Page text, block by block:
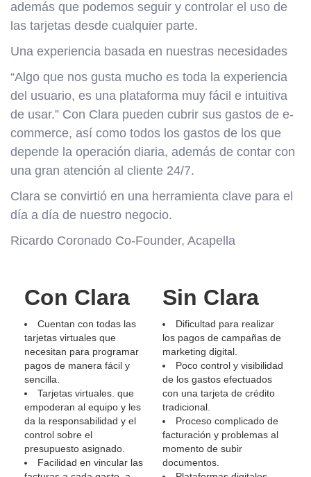
además que podemos seguir y controlar el uso de
las tarjetas desde cualquier parte.
Una experiencia basada en nuestras necesidades
“Algo que nos gusta mucho es toda la experiencia
del usuario, es una plataforma muy fácil e intuitiva
de usar.” Con Clara pueden cubrir sus gastos de e-
commerce, así como todos los gastos de los que
depende la operación diaria, además de contar con
una gran atención al cliente 24/7.
Clara se convirtió en una herramienta clave para el
día a día de nuestro negocio.
Ricardo Coronado Co-Founder, Acapella
Con Clara
Cuentan con todas las
tarjetas virtuales que
necesitan para programar
pagos de manera fácil y
sencilla.
Tarjetas virtuales. que
empoderan al equipo y les
da la responsabilidad y el
control sobre el
presupuesto asignado.
Facilidad en vincular las
Sin Clara
Dificultad para realizar
los pagos de campañas de
marketing digital.
Poco control y visibilidad
de los gastos efectuados
con una tarjeta de crédito
tradicional.
Proceso complicado de
facturación y problemas al
momento de subir
documentos.